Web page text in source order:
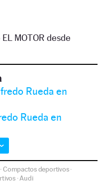
MOTOR desde
Rueda en
Rueda en
Compactos deportivos·
·Audi